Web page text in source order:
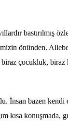
bastırılmış
önünden.
biraz çocukluk,
İnsan bazen
kısa konuşmada,